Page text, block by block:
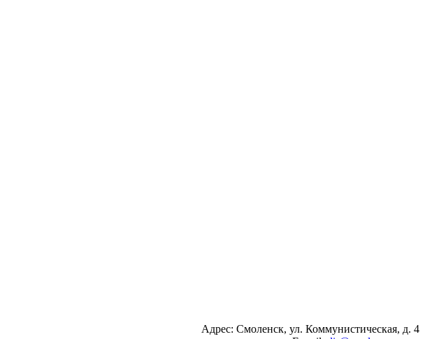
Адрес: Смоленск, ул. Коммунистическая, д. 4